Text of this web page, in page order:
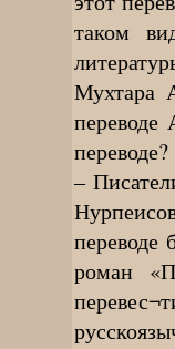
таком
Мухтара
переводе?
–
роман